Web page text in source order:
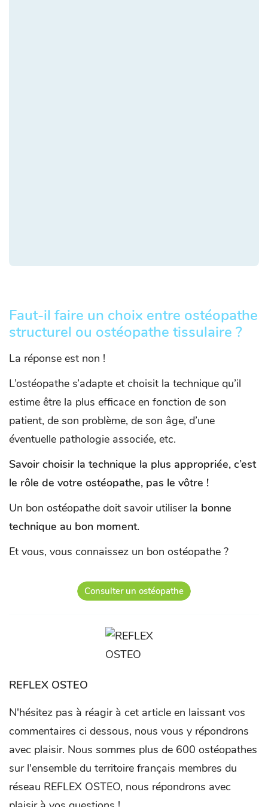
Faut-il faire un choix entre ostéopathe
structurel ou ostéopathe tissulaire ?
La réponse est non !
L’ostéopathe s’adapte et choisit la technique qu’il
estime être la plus efficace en fonction de son
patient, de son problème, de son âge, d’une
éventuelle pathologie associée, etc.
Savoir choisir la technique la plus appropriée, c’est
le rôle de votre ostéopathe, pas le vôtre !
Un bon ostéopathe doit savoir utiliser la bonne
technique au bon moment.
Et vous, vous connaissez un bon ostéopathe ?
Consulter un ostéopathe
REFLEX OSTEO
N'hésitez pas à réagir à cet article en laissant vos
commentaires ci dessous, nous vous y répondrons
avec plaisir. Nous sommes plus de 600 ostéopathes
sur l'ensemble du territoire français membres du
réseau REFLEX OSTEO, nous répondrons avec